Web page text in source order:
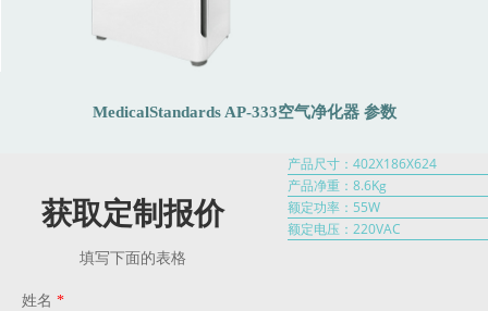
MedicalStandards AP-333空气净化器 参数
产品尺寸：402X186X624
产品净重：8.6Kg
额定功率：55W
额定电压：220VAC
获取定制报价
填写下面的表格
姓名 *